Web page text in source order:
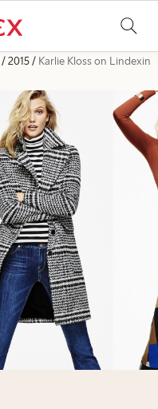
2015
Karlie Kloss on Lindexin